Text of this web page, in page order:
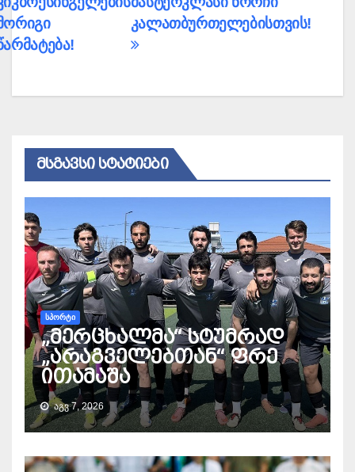
ნავიგაციაკალათბურთელებისთვის!
ᲛᲡᲒᲐᲕᲡᲘ ᲡᲢᲐᲢᲘᲔᲑᲘ
ᲡᲞᲝᲠᲢᲘ
„მერცხალმა“ სტუმრად
„არაგველებთან“ ფრე
ითამაშა
ᲐᲒᲕ 7, 2026